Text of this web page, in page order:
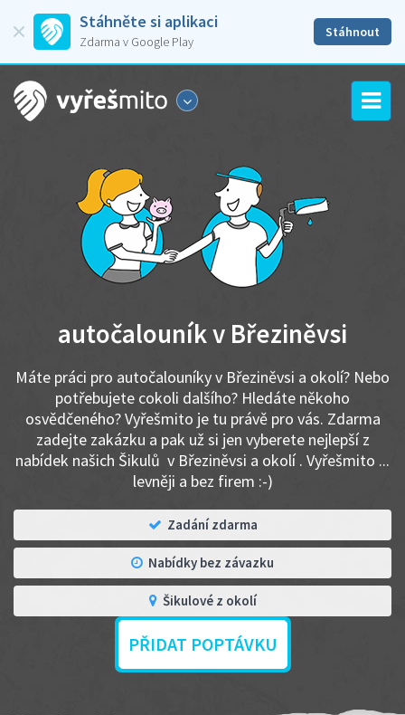
Stáhněte si aplikaci
Zdarma v Google Play
Stáhnout
autočalouník v Březiněvsi
Máte práci pro autočalouníky v Březiněvsi a okolí? Nebo
potřebujete cokoli dalšího? Hledáte někoho
osvědčeného? Vyřešmito je tu právě pro vás. Zdarma
zadejte zakázku a pak už si jen vyberete nejlepší z
nabídek našich Šikulů v Březiněvsi a okolí . Vyřešmito ...
levněji a bez firem :-)
Zadání zdarma
Nabídky bez závazku
Šikulové z okolí
PŘIDAT POPTÁVKU